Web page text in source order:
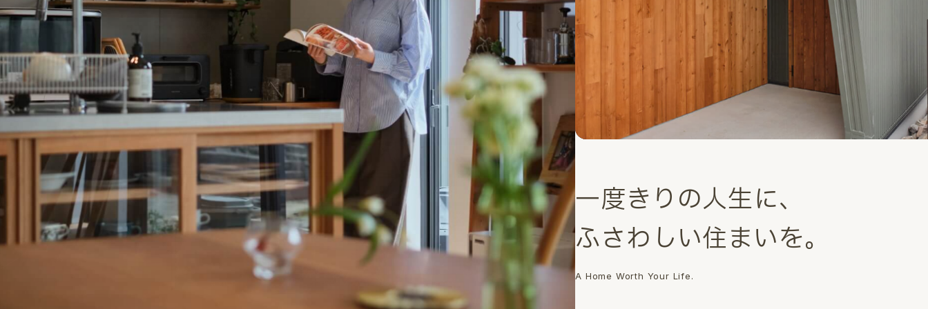
一度き り の人生に、
ふさわ しい住まいを。
A Home Worth Your Life.